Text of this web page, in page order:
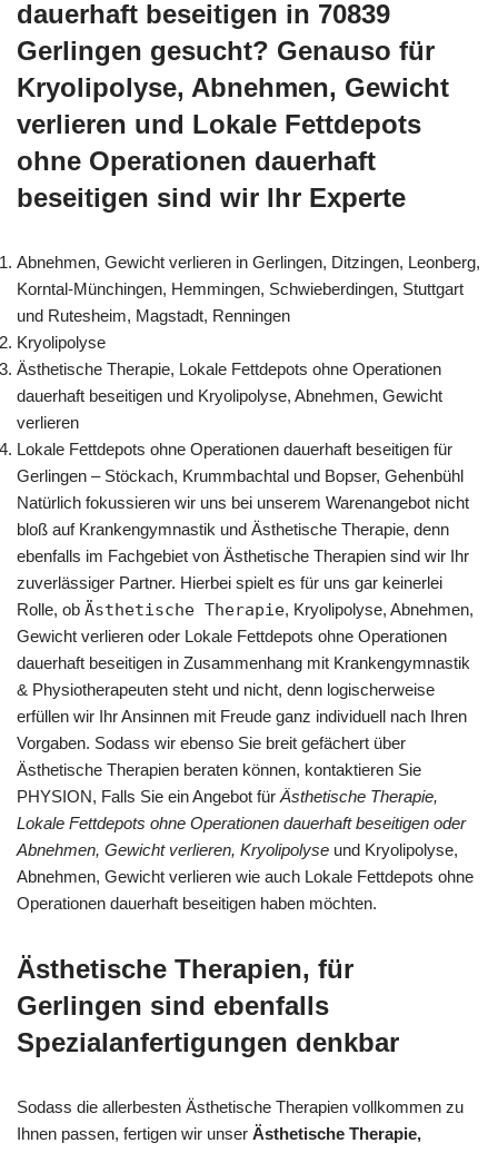
dauerhaft beseitigen in 70839
Gerlingen gesucht? Genauso für
Kryolipolyse, Abnehmen, Gewicht
verlieren und Lokale Fettdepots
ohne Operationen dauerhaft
beseitigen sind wir Ihr Experte
Abnehmen, Gewicht verlieren in Gerlingen, Ditzingen, Leonberg,
Korntal-Münchingen, Hemmingen, Schwieberdingen, Stuttgart
und Rutesheim, Magstadt, Renningen
Kryolipolyse
Ästhetische Therapie, Lokale Fettdepots ohne Operationen
dauerhaft beseitigen und Kryolipolyse, Abnehmen, Gewicht
verlieren
Lokale Fettdepots ohne Operationen dauerhaft beseitigen für
Gerlingen – Stöckach, Krummbachtal und Bopser, Gehenbühl
Natürlich fokussieren wir uns bei unserem Warenangebot nicht
bloß auf Krankengymnastik und Ästhetische Therapie, denn
ebenfalls im Fachgebiet von Ästhetische Therapien sind wir Ihr
zuverlässiger Partner. Hierbei spielt es für uns gar keinerlei
Rolle, ob Ästhetische Therapie, Kryolipolyse, Abnehmen,
Gewicht verlieren oder Lokale Fettdepots ohne Operationen
dauerhaft beseitigen in Zusammenhang mit Krankengymnastik
& Physiotherapeuten steht und nicht, denn logischerweise
erfüllen wir Ihr Ansinnen mit Freude ganz individuell nach Ihren
Vorgaben. Sodass wir ebenso Sie breit gefächert über
Ästhetische Therapien beraten können, kontaktieren Sie
PHYSION, Falls Sie ein Angebot für Ästhetische Therapie,
Lokale Fettdepots ohne Operationen dauerhaft beseitigen oder
Abnehmen, Gewicht verlieren, Kryolipolyse und Kryolipolyse,
Abnehmen, Gewicht verlieren wie auch Lokale Fettdepots ohne
Operationen dauerhaft beseitigen haben möchten.
Ästhetische Therapien, für
Gerlingen sind ebenfalls
Spezialanfertigungen denkbar
Sodass die allerbesten Ästhetische Therapien vollkommen zu
Ihnen passen, fertigen wir unser Ästhetische Therapie,